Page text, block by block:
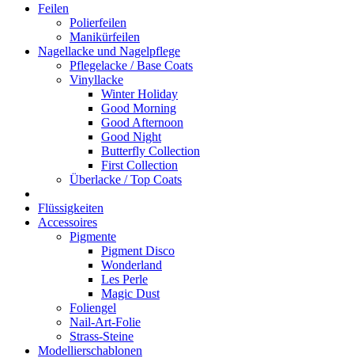
Feilen
Polierfeilen
Manikürfeilen
Nagellacke und Nagelpflege
Pflegelacke / Base Coats
Vinyllacke
Winter Holiday
Good Morning
Good Afternoon
Good Night
Butterfly Collection
First Collection
Überlacke / Top Coats
Flüssigkeiten
Accessoires
Pigmente
Pigment Disco
Wonderland
Les Perle
Magic Dust
Foliengel
Nail-Art-Folie
Strass-Steine
Modellierschablonen